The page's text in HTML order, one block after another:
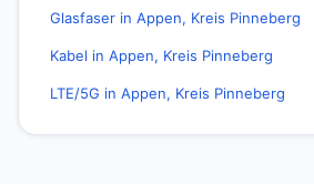
Glasfaser in Appen, Kreis Pinneberg
Kabel in Appen, Kreis Pinneberg
LTE/5G in Appen, Kreis Pinneberg